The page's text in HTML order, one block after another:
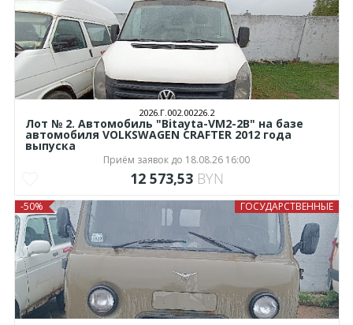
2026.Г.002.00226.2
Лот № 2. Автомобиль "Bitayta-VM2-2B" на базе
автомобиля VOLKSWAGEN CRAFTER 2012 года
выпуска
Приём заявок до 18.08.26 16:00
12 573,53 BYN
ГОСУДАРСТВЕННЫЕ
-50%